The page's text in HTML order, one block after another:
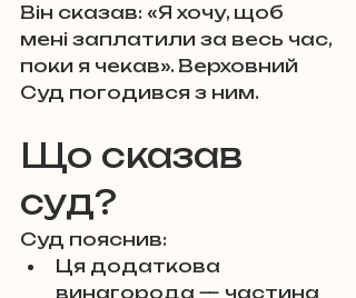
Він сказав: «Я хочу, щоб
мені заплатили за весь час,
поки я чекав». Верховний
Суд погодився з ним.
Що сказав
суд?
Суд пояснив:
Ця додаткова
винагорода — частина